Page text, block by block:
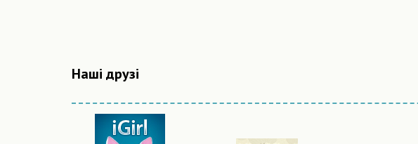
Наші друзі